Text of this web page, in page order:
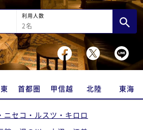
利用人数
2名
首都圏 甲信越 北陸 東海
ニセコ・ルスツ・キロロ